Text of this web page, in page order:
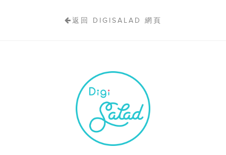
返回 DIGISALAD 網頁